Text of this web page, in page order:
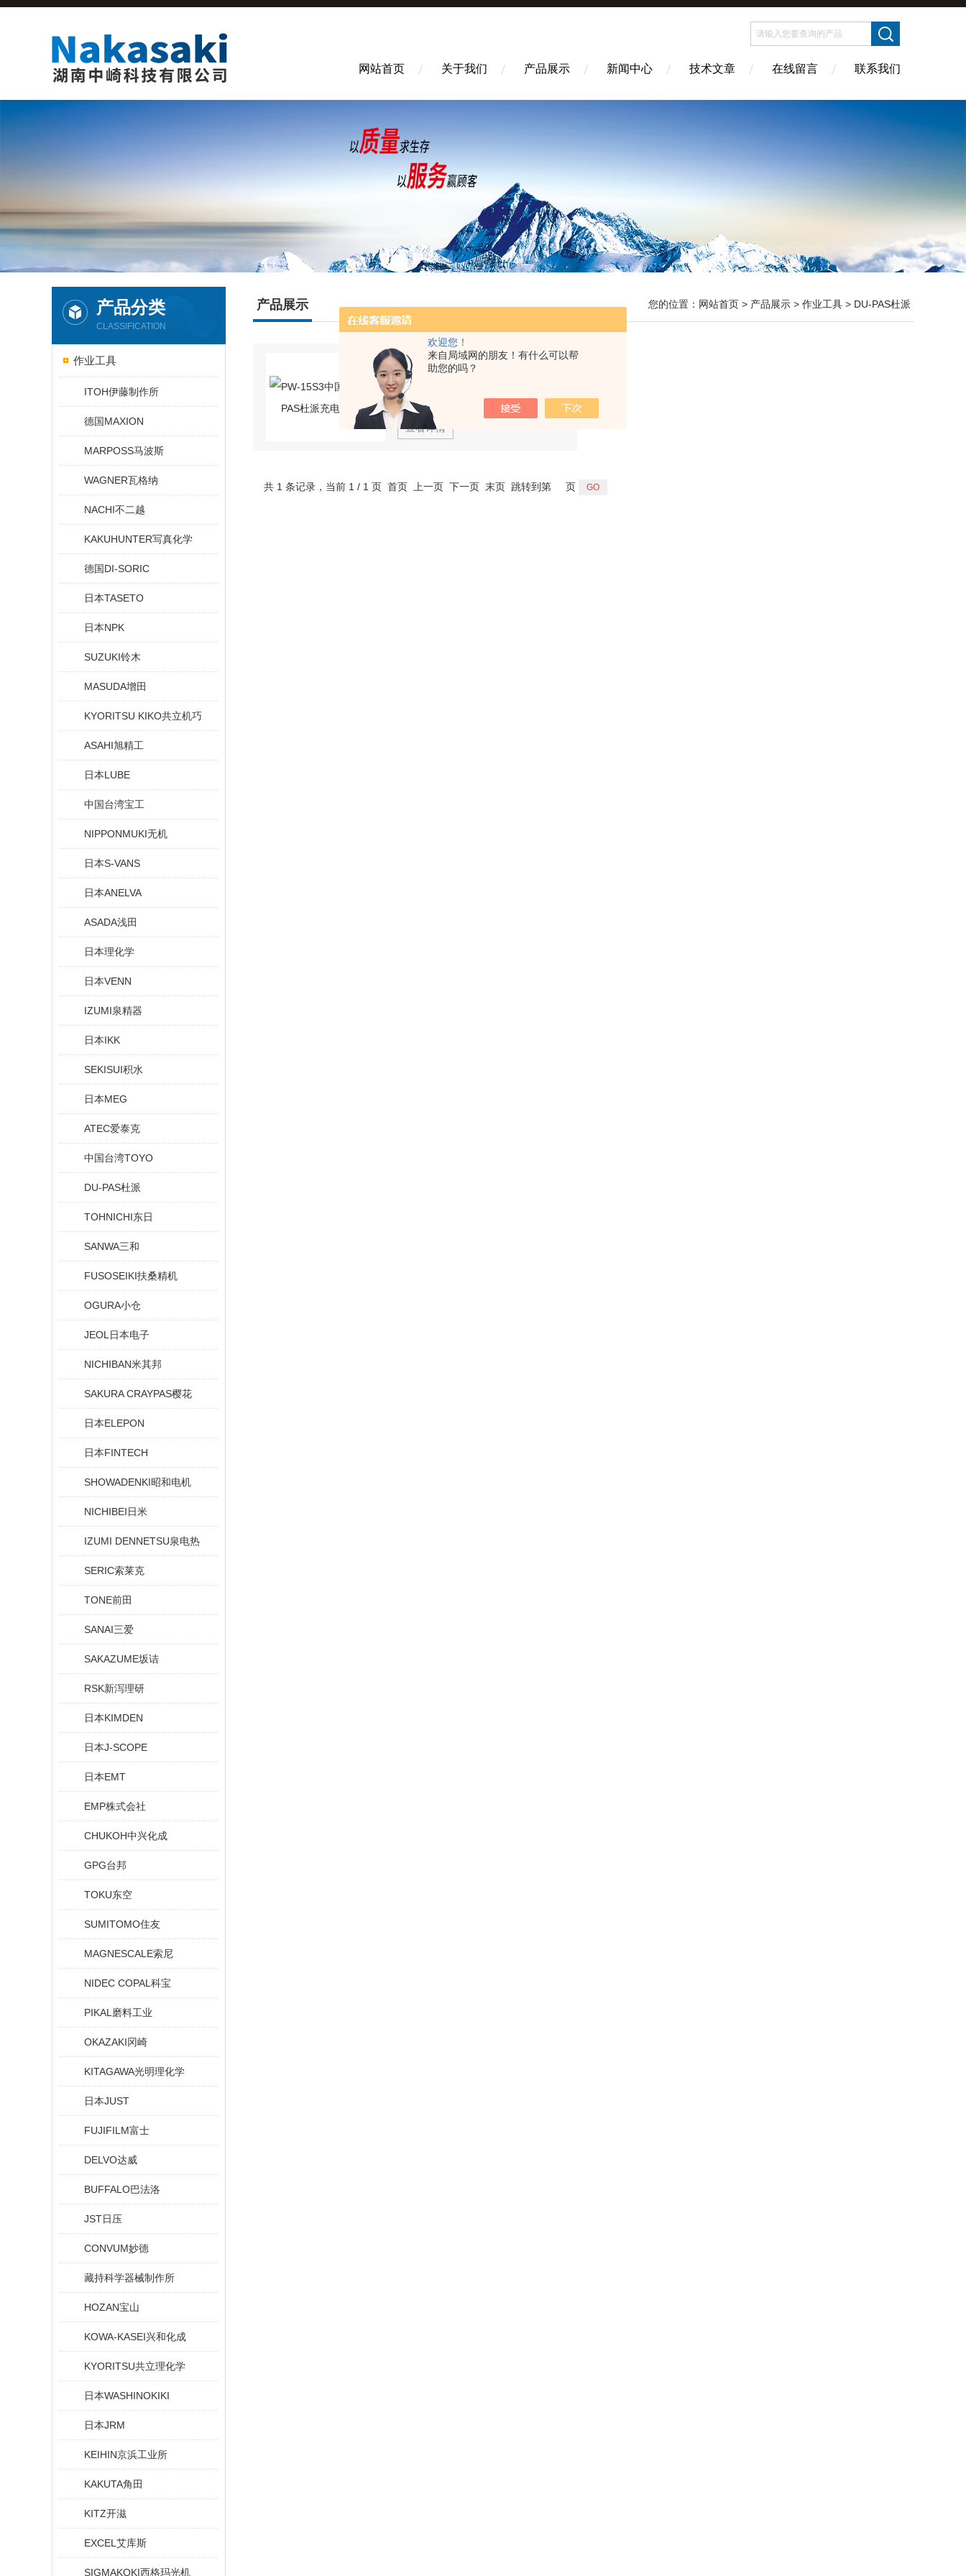
欢迎您！
来自局域网的朋友！有什么可以帮
助您的吗？
网站首页 关于我们 产品展示 新闻中心 技术文章 在线留言 联系我们
产品分类
CLASSIFICATION
作业工具
ITOH伊藤制作所
德国MAXION
MARPOSS马波斯
WAGNER瓦格纳
NACHI不二越
KAKUHUNTER写真化学
德国DI-SORIC
日本TASETO
日本NPK
SUZUKI铃木
MASUDA增田
KYORITSU KIKO共立机巧
ASAHI旭精工
日本LUBE
中国台湾宝工
NIPPONMUKI无机
日本S-VANS
日本ANELVA
ASADA浅田
日本理化学
日本VENN
IZUMI泉精器
日本IKK
SEKISUI积水
日本MEG
ATEC爱泰克
中国台湾TOYO
DU-PAS杜派
TOHNICHI东日
SANWA三和
FUSOSEIKI扶桑精机
OGURA小仓
JEOL日本电子
NICHIBAN米其邦
SAKURA CRAYPAS樱花
日本ELEPON
日本FINTECH
SHOWADENKI昭和电机
NICHIBEI日米
IZUMI DENNETSU泉电热
SERIC索莱克
TONE前田
SANAI三爱
SAKAZUME坂诘
RSK新泻理研
日本KIMDEN
日本J-SCOPE
日本EMT
EMP株式会社
CHUKOH中兴化成
GPG台邦
TOKU东空
SUMITOMO住友
MAGNESCALE索尼
NIDEC COPAL科宝
PIKAL磨料工业
OKAZAKI冈崎
KITAGAWA光明理化学
日本JUST
FUJIFILM富士
DELVO达威
BUFFALO巴法洛
JST日压
CONVUM妙德
藏持科学器械制作所
HOZAN宝山
KOWA-KASEI兴和化成
KYORITSU共立理化学
日本WASHINOKIKI
日本JRM
KEIHIN京浜工业所
KAKUTA角田
KITZ开滋
EXCEL艾库斯
SIGMAKOKI西格玛光机
产品展示 您的位置： 网站首页 > 产品展示 > 作业工具 > DU-PAS杜派
PW-15S3中国台湾DU-PAS杜派充电式扳手
型号：
厂商性质：
查看详情
共 1 条记录，当前 1 / 1 页 首页 上一页 下一页 末页 跳转到第 页